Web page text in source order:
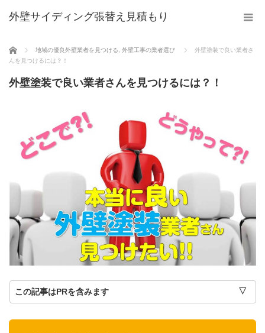
外壁サイディング張替え見積もり
ホーム 地域の優良外壁業者を見つける 外壁工事の業者選び
外壁塗装で良い業者さ
んを見つけるには？！
外壁塗装で良い業者さんを見つけるには？！
この記事はPRを含みます